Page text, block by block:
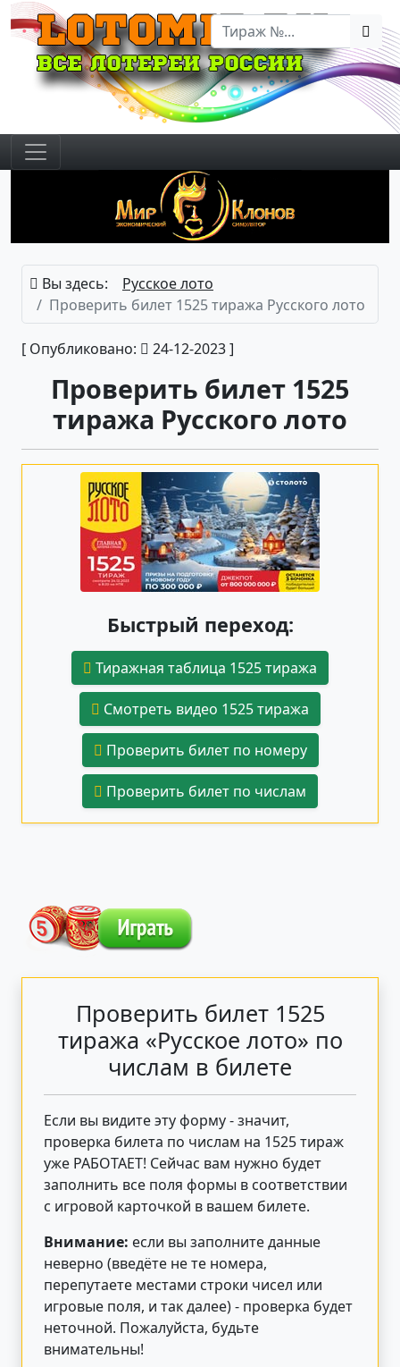
Вы здесь:
Русское лото
Проверить билет 1525 тиража Русского лото
[ Опубликовано: 24-12-2023 ]
Проверить билет 1525
тиража Русского лото
Быстрый переход:
Тиражная таблица 1525 тиража
Смотреть видео 1525 тиража
Проверить билет по номеру
Проверить билет по числам
Проверить билет 1525
тиража «Русское лото» по
числам в билете
Если вы видите эту форму - значит,
проверка билета по числам на 1525 тираж
уже РАБОТАЕТ! Сейчас вам нужно будет
заполнить все поля формы в соответствии
с игровой карточкой в вашем билете.
Внимание: если вы заполните данные
неверно (введёте не те номера,
перепутаете местами строки чисел или
игровые поля, и так далее) - проверка будет
неточной. Пожалуйста, будьте
внимательны!